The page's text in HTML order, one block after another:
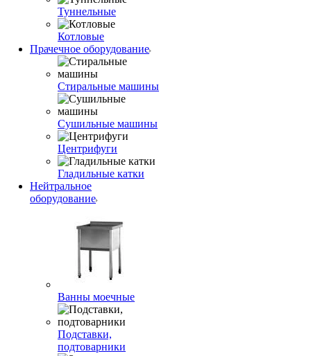
Туннельные
Котловые
Прачечное оборудование
Стиральные машины
Сушильные машины
Центрифуги
Гладильные катки
Нейтральное
оборудование
Ванны моечные
Подставки,
подтоварники